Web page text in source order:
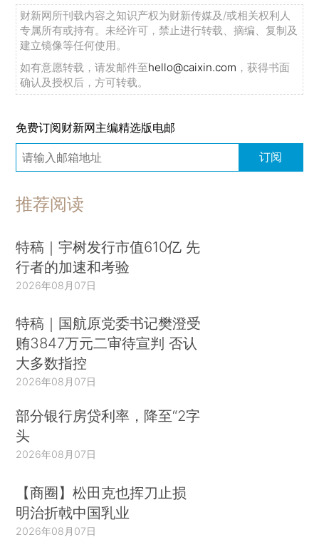
财新网所刊载内容之知识产权为财新传媒及/或相关权利人
专属所有或持有。未经许可，禁止进行转载、摘编、复制及
建立镜像等任何使用。
如有意愿转载，请发邮件至hello@caixin.com ，获得书面
确认及授权后，方可转载。
免费订阅财新网主编精选版电邮
订阅
推荐阅读
特稿｜宇树发行市值610亿 先
行者的加速和考验
2026年08月07日
特稿｜国航原党委书记樊澄受
贿3847万元二审待宣判 否认
大多数指控
2026年08月07日
部分银行房贷利率，降至“2字
头
2026年08月07日
【商圈】松田克也挥刀止损
明治折戟中国乳业
2026年08月07日